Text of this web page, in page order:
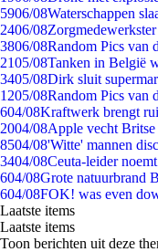
5906/08Waterschappen
2406/08
3806/08Random Pics van
2105/08Tanken in België
3405/08Dirk sluit
1205/08Random Pics van
604/08Kraftwerk brengt
2004/08Apple vecht
8504/08'Witte' mannen
3404/08Ceuta-leider
604/08Grote natuurbrand
604/08FOK! was even
Laatste items
Laatste items
Toon berichten uit deze